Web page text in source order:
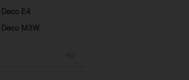
Deco E4
Deco M3W